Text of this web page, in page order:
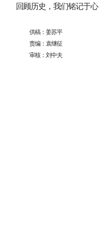
回顾历史，我们铭记于
供稿：姜苏平
责编：袁继征
审核：刘中夫